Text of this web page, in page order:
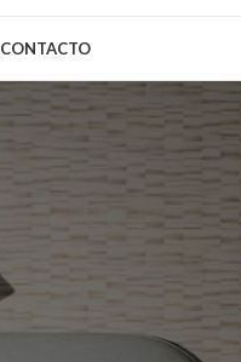
CONTACTO
Mostrar